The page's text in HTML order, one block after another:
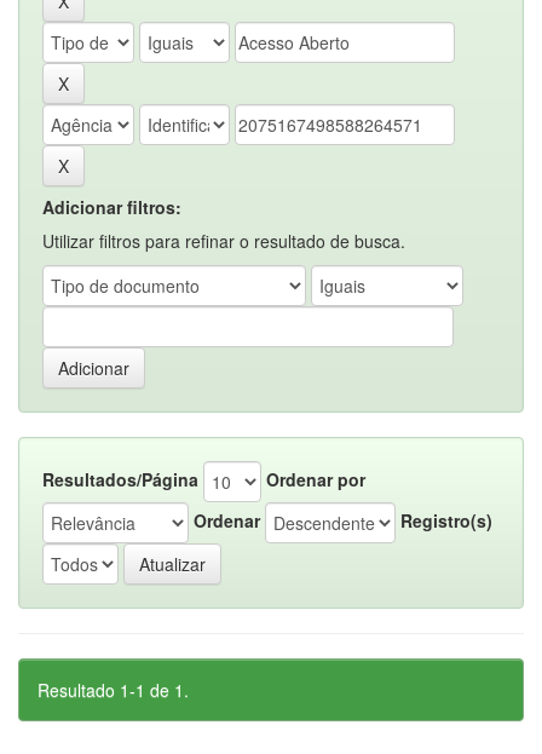
Adicionar filtros:
Utilizar filtros para refinar o resultado de busca.
Resultados/Página
Ordenar por
Ordenar
Registro(s)
Resultado 1-1 de 1.